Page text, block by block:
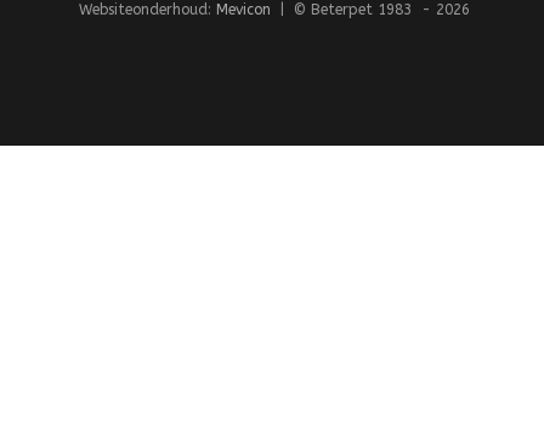
Websiteonderhoud: Mevicon | © Beterpet 1983 - 2026